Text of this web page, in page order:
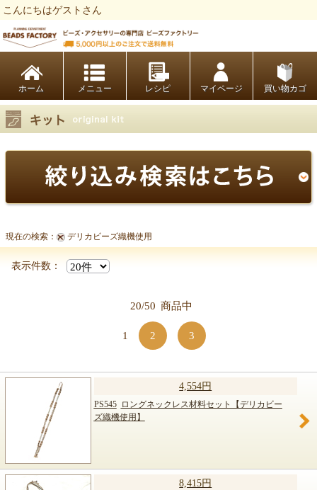
こんにちはゲストさん
ホーム レシピ マイページ 買い物カゴ
現在の検索： デリカビーズ織機使用
表示件数：
20/50 商品中
1 2 3
4,554円
PS545
ロングネックレス材料セット【デリカビー
ズ織機使用】
8,415円